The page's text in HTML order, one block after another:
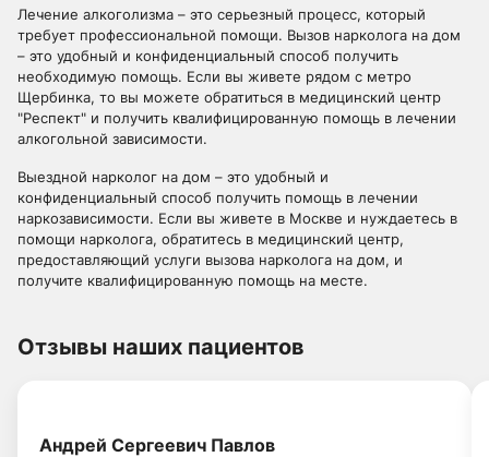
Лечение алкоголизма – это серьезный процесс, который
требует профессиональной помощи. Вызов нарколога на дом
– это удобный и конфиденциальный способ получить
необходимую помощь. Если вы живете рядом с метро
Щербинка, то вы можете обратиться в медицинский центр
"Респект" и получить квалифицированную помощь в лечении
алкогольной зависимости.
Выездной нарколог на дом – это удобный и
конфиденциальный способ получить помощь в лечении
наркозависимости. Если вы живете в Москве и нуждаетесь в
помощи нарколога, обратитесь в медицинский центр,
предоставляющий услуги вызова нарколога на дом, и
получите квалифицированную помощь на месте.
Отзывы наших пациентов
Андрей Сергеевич Павлов